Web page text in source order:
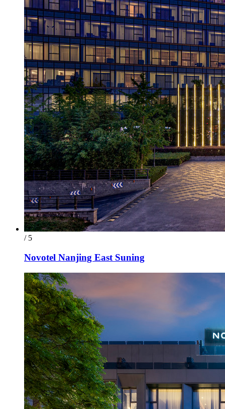
/ 5
Novotel Nanjing East Suning